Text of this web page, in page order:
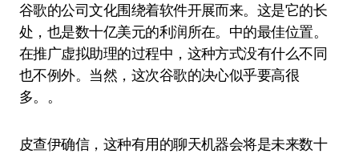
谷歌的公司文化围绕着软件开展而来。这是它的长
处，也是数十亿美元的利润所在。中的最佳位置。
在推广虚拟助理的过程中，这种方式没有什么不同
也不例外。当然，这次谷歌的决心似乎要高很
多。。
皮查伊确信，这种有用的聊天机器会将是未来数十